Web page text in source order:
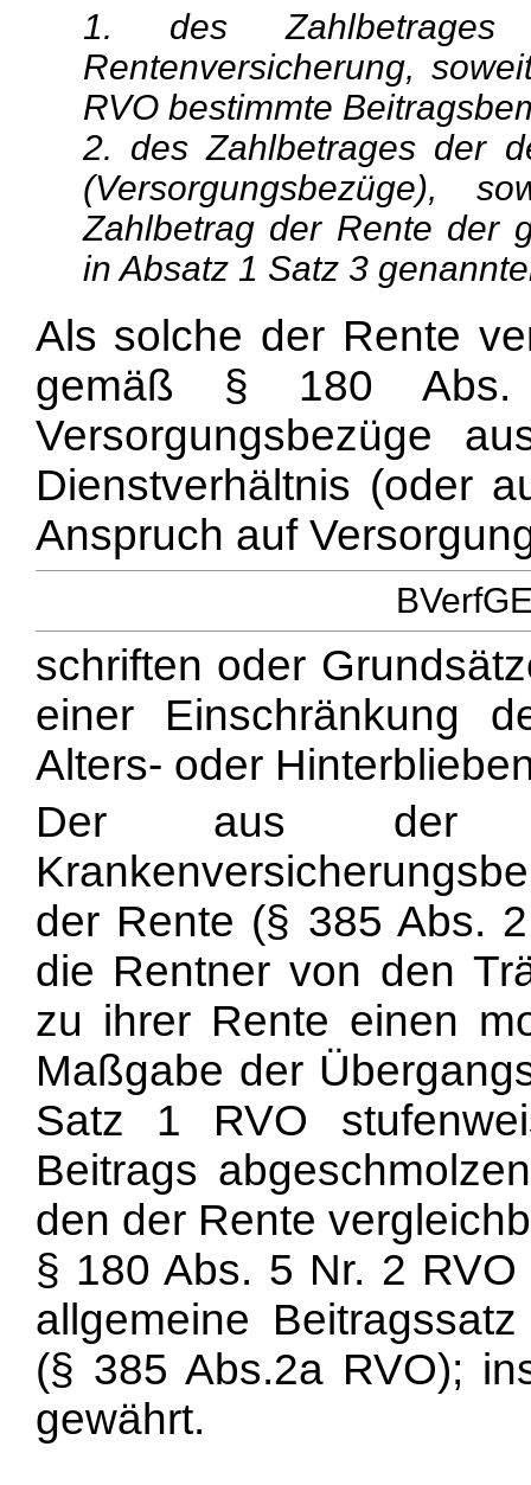
1. des
Rentenversicherung,
RVO bestimmte
2. des Zahlbetrages der
(Versorgungsbezüge),
Zahlbetrag der Rente der
in Absatz 1 Satz 3
Als solche der Rente
gemäß § 180
Versorgungsbezüge
Dienstverhältnis (oder
Anspruch auf
schriften oder
einer Einschränkung
Alters- oder
Der aus der
der Rente (§ 385 Abs.
die Rentner von den
zu ihrer Rente einen
Maßgabe der
Satz 1 RVO
Beitrags
den der Rente
§ 180 Abs. 5 Nr. 2
allgemeine
(§ 385 Abs.2a RVO);
gewährt.